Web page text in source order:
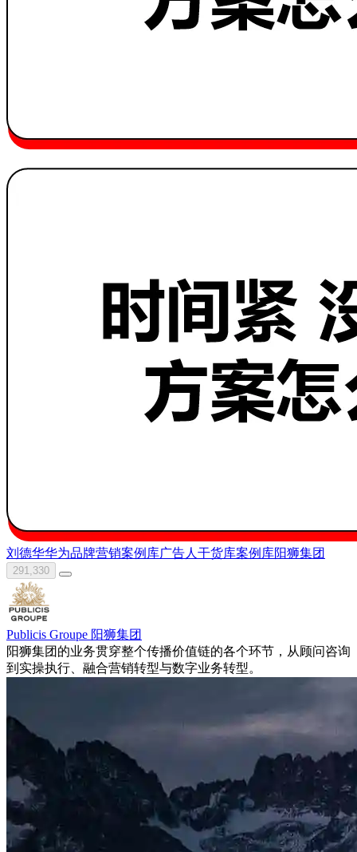
刘德华华为品牌营销案例库广告人干货库案例库阳狮集团
291,330
Publicis Groupe 阳狮集团
阳狮集团的业务贯穿整个传播价值链的各个环节，从顾问咨询
到实操执行、融合营销转型与数字业务转型。